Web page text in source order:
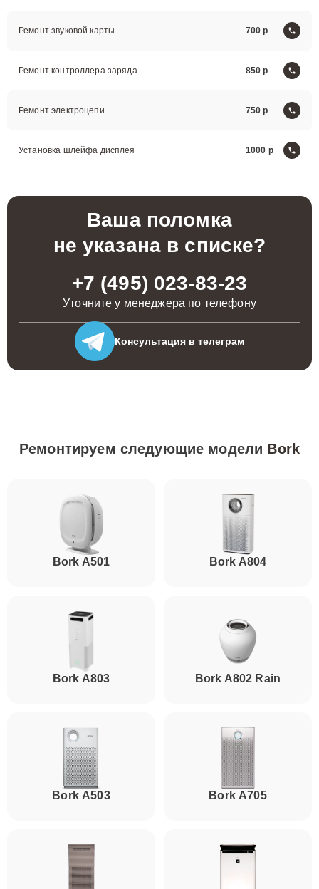
Ремонт звуковой карты 700
Ремонт контроллера заряда 850
Ремонт электроцепи 750
Установка шлейфа дисплея 1000
Ваша поломка
не указана в списке?
+7 (495) 023-83-23
Уточните у менеджера по телефону
Консультация в телеграм
Ремонтируем следующие модели Bork
Bork A501 Bork A804
Bork A803 Bork A802 Rain
Bork А503 Bork А705